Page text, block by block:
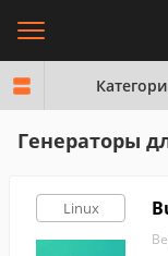
Генераторы
Linux